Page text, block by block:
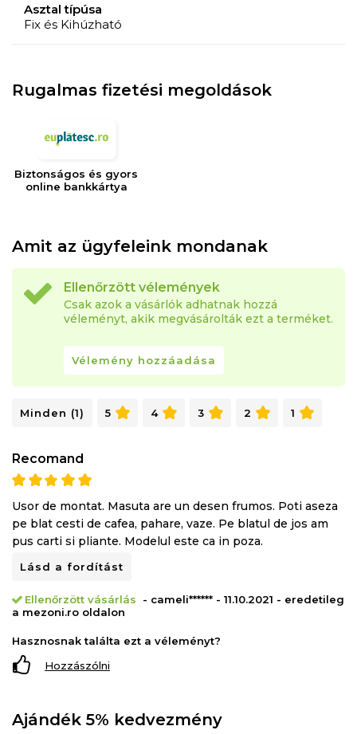
Asztal típúsa
Fix és Kihúzható
Rugalmas fizetési megoldások
Biztonságos és gyors
online bankkártya
Amit az ügyfeleink mondanak
Ellenőrzött vélemények
Csak azok a vásárlók adhatnak hozzá
véleményt, akik megvásárolták ezt a terméket.
Vélemény hozzáadása
Minden (1) 5 4 3 2 1
Recomand
Usor de montat. Masuta are un desen frumos. Poti aseza
pe blat cesti de cafea, pahare, vaze. Pe blatul de jos am
pus carti si pliante. Modelul este ca in poza.
Lásd a fordítást
Ellenőrzött vásárlás
- cameli****** - 11.10.2021 - eredetileg
a mezoni.ro oldalon
Hasznosnak találta ezt a véleményt?
Hozzászólni
Ajándék 5% kedvezmény